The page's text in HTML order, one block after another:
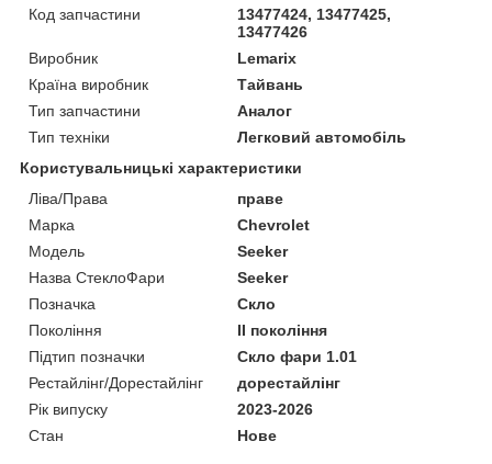
Код запчастини
13477424, 13477425,
13477426
Виробник
Lemarix
Країна виробник
Тайвань
Тип запчастини
Аналог
Тип техніки
Легковий автомобіль
Користувальницькі характеристики
Ліва/Права
праве
Марка
Chevrolet
Мoдель
Seeker
Назва СтеклоФари
Seeker
Позначка
Скло
Покоління
II покоління
Підтип позначки
Скло фари 1.01
Рестайлінг/Дорестайлінг
дорестайлінг
Рік випуску
2023-2026
Стан
Нове